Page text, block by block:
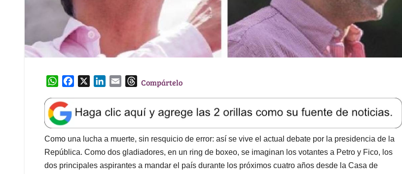
W
a
t
s
A
p
p
e
b
o
o
k
k
e
d
I
n
l
T
e
a
d
s
Compártelo
Como una lucha a muerte, sin resquicio de error: así se vive el actual debate por la presidencia de la
República. Como dos gladiadores, en un ring de boxeo, se imaginan los votantes a Petro y Fico, los
dos principales aspirantes a mandar el país durante los próximos cuatro años desde la Casa de